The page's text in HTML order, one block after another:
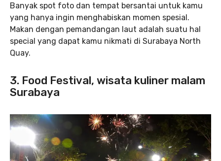
Banyak spot foto dan tempat bersantai untuk kamu
yang hanya ingin menghabiskan momen spesial.
Makan dengan pemandangan laut adalah suatu hal
special yang dapat kamu nikmati di Surabaya North
Quay.
3. Food Festival, wisata kuliner malam
Surabaya